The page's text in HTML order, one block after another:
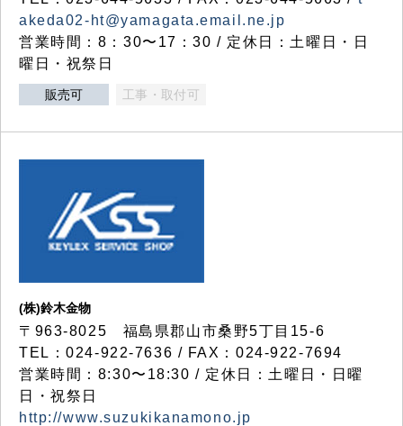
akeda02-ht@yamagata.email.ne.jp
営業時間：8：30〜17：30 / 定休日：土曜日・日
曜日・祝祭日
販売可 工事・取付可
(株)鈴木金物
〒963-8025 福島県郡山市桑野5丁目15-6
TEL：024-922-7636 / FAX：024-922-7694
営業時間：8:30〜18:30 / 定休日：土曜日・日曜
日・祝祭日
http://www.suzukikanamono.jp